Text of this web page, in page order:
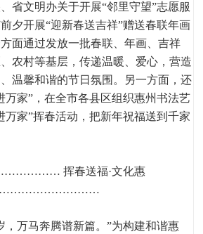
省文明办关于开展“邻里守望”志愿服
夕开展“迎新春送吉祥”赠送春联年画
面通过发放一批春联、年画、吉祥
农村等基层，传递温暖、爱心，营造
温馨和谐的节日氛围。另一方面，还
万家”，在全市各县区组织惠州书法艺
万家”挥春活动，把新年祝福送到千家
挥春送福·文化惠
………………………
万马奔腾谱新篇。”为构建和谐惠